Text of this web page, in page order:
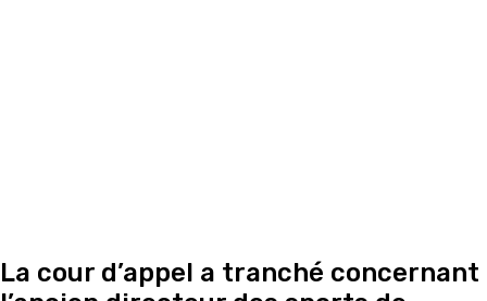
La cour d’appel a tranché concernant